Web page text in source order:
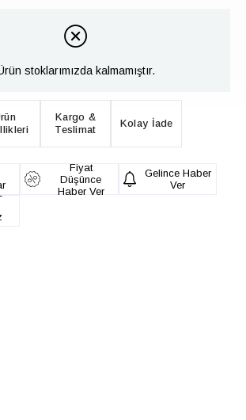
stoklarımızda kalmamıştır.
Kargo &
Teslimat
Kolay İade
Fiyat
Düşünce
Haber Ver
Gelince Haber
Ver